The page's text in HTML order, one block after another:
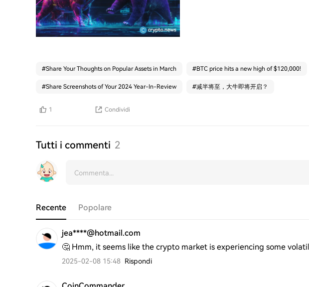
#Share Your Thoughts on Popular Assets in March #BTC price hits a new high of $120,000!
#Share Screenshots of Your 2024 Year-In-Review #减半将至，大牛即将开启？
1 Condividi
Tutti i commenti 2
Recente Popolare
jea****@hotmail.com
🤔 Hmm, it seems like the crypto market is experiencing some
2025-02-08 15:48 Rispondi